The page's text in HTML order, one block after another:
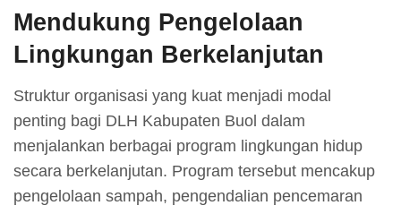
Mendukung Pengelolaan
Lingkungan Berkelanjutan
Struktur organisasi yang kuat menjadi modal
penting bagi DLH Kabupaten Buol dalam
menjalankan berbagai program lingkungan hidup
secara berkelanjutan. Program tersebut mencakup
pengelolaan sampah, pengendalian pencemaran